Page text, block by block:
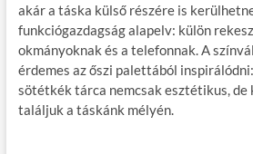
akár a táska külső részére is
funkciógazdagság alapelv: külön
okmányoknak és a telefonnak. A
érdemes az őszi palettából
sötétkék tárca nemcsak esztétikus, de
találjuk a táskánk mélyén.